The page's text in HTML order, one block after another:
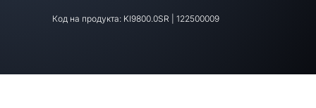
Код на продукта: KI9800.0SR 122500009